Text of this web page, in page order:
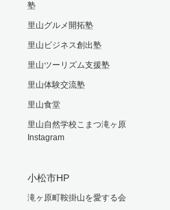
塾
里山グルメ開拓塾
里山ビジネス創出塾
里山ツーリズム支援塾
里山体験交流塾
里山食堂
里山自然学校こまつ滝ヶ原
Instagram
小松市HP
滝ヶ原町鞍掛山を愛する会